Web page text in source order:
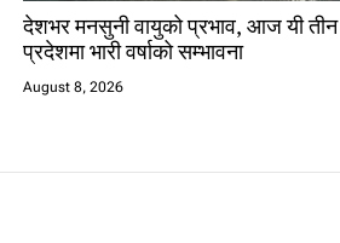
देशभर मनसुनी वायुको प्रभाव, आज यी तीन
प्रदेशमा भारी वर्षाको सम्भावना
August 8, 2026